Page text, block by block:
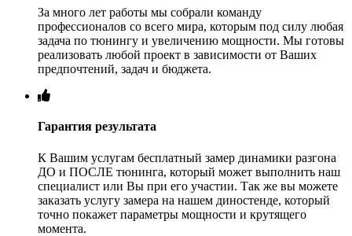
За много лет работы мы собрали команду
профессионалов со всего мира, которым под силу любая
задача по тюнингу и увеличению мощности. Мы готовы
реализовать любой проект в зависимости от Ваших
предпочтений, задач и бюджета.
Гарантия результата
К Вашим услугам бесплатный замер динамики разгона
ДО и ПОСЛЕ тюнинга, который может выполнить наш
специалист или Вы при его участии. Так же вы можете
заказать услугу замера на нашем диностенде, который
точно покажет параметры мощности и крутящего
момента.